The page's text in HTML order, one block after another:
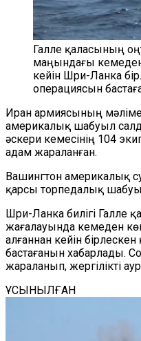
Галле қаласының
маңындағы кемеден
кейін Шри-Ланка
операциясын
Иран армиясының
америкалық шабуыл
әскери кемесінің 104
адам жараланған.
Вашингтон америкалық
қарсы торпедалық
Шри-Ланка билігі Галле
жағалауында кемеден
алғаннан кейін
бастағанын хабарлады.
жараланып, жергілікті
ҰСЫНЫЛҒАН